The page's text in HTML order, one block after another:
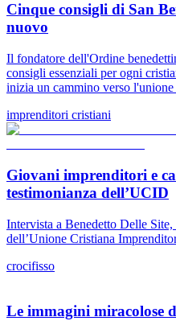
Cinque consigli di San
nuovo
Il fondatore dell'Ordine
consigli essenziali per ogni
inizia un cammino verso
imprenditori cristiani
Giovani imprenditori e
testimonianza dell’UCID
Intervista a Benedetto Delle
dell’Unione Cristiana
crocifisso
Le immagini miracolose